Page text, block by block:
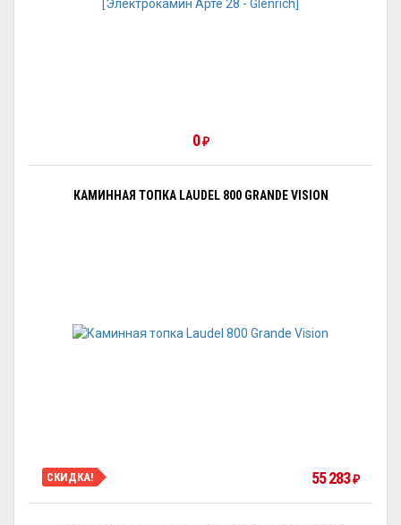
0 ₽
КАМИННАЯ ТОПКА LAUDEL 800 GRANDE VISION
СКИДКА! 55 283 ₽